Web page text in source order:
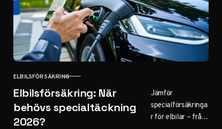
KATEGORI
ELBILSFÖRSÄKRING
Elbilsförsäkring: När
behövs specialtäckning
2026?
Jämför
specialförsäkringa
r för elbilar – från